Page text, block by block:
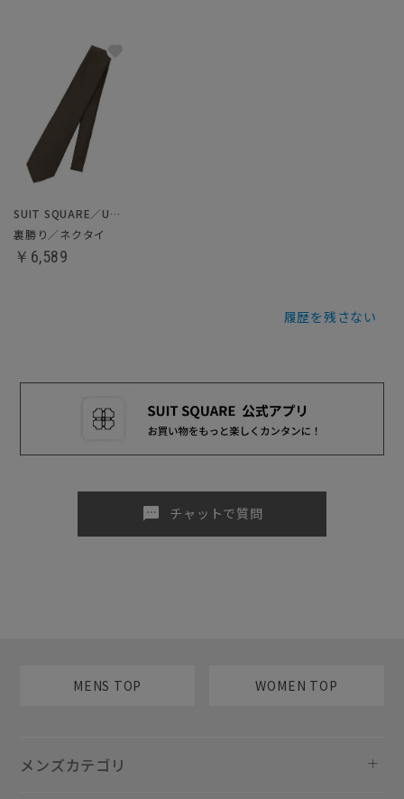
SUIT SQUARE／UNIVERSAL LANGUAGE
裏勝り／ネクタイ
￥6,589
履歴を残さない
sms チャットで質問
MENS TOP WOMEN TOP
メンズカテゴリ